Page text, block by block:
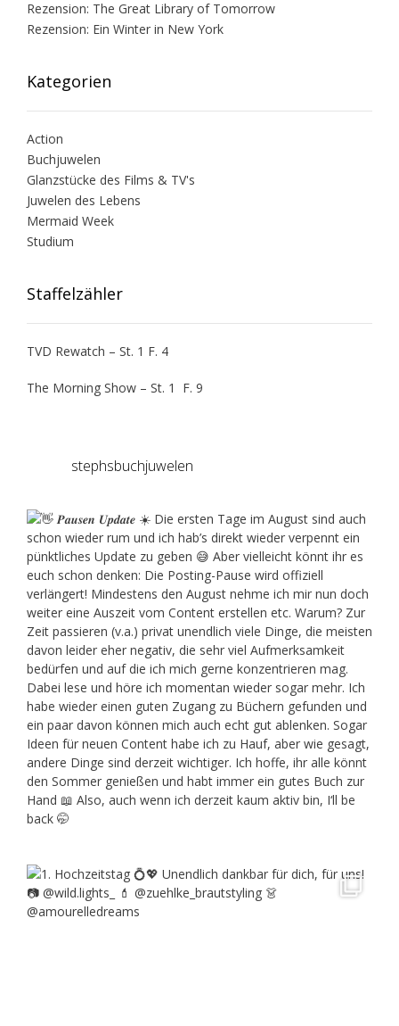
Rezension: The Great Library of Tomorrow
Rezension: Ein Winter in New York
Kategorien
Action
Buchjuwelen
Glanzstücke des Films & TV's
Juwelen des Lebens
Mermaid Week
Studium
Staffelzähler
TVD Rewatch – St. 1 F. 4
The Morning Show – St. 1 F. 9
stephsbuchjuwelen